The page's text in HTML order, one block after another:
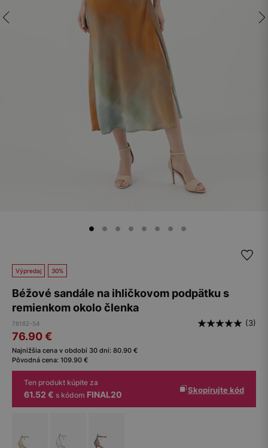
Výpredaj 30%
Béžové sandále na ihličkovom podpätku s
remienkom okolo členka
76182-54 (3)
76.90€
Najnižšia cena v období 30 dní: 80.90 €
Pôvodná cena: 109.90 €
Ten produkt kúpite za
61.52 € s kódom FINAL20 Skopírujte kód